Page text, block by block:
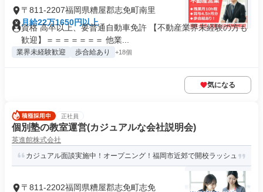
〒811-2207福岡県糟屋郡志免町南里
月給22万1650円以上
資格 高卒以上、要普通自動車免許 【不動産業界未経験の方も
歓迎】＝＝＝＝＝＝＝ 他業...
業界未経験歓迎 歩合給あり +18個
気になる
正社員
個別塾の教室運営(カジュアルな会社説明会)
英進館株式会社
カジュアル面談実施中！オープニング！福岡市近郊で開校ラッシュ
〒811-2202福岡県糟屋郡志免町志免